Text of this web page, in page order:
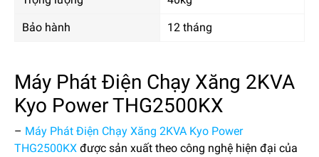
Bảo hành 12 tháng
Máy Phát Điện Chạy Xăng 2KVA
Kyo Power THG2500KX
– Máy Phát Điện Chạy Xăng 2KVA Kyo Power
THG2500KX được sản xuất theo công nghệ hiện đại của